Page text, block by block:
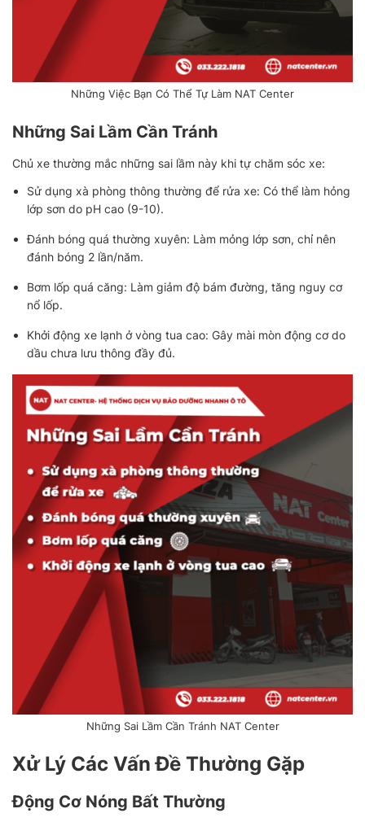
Những Việc Bạn Có Thể Tự Làm NAT Center
Những Sai Lầm Cần Tránh
Chủ xe thường mắc những sai lầm này khi tự chăm sóc xe:
Sử dụng xà phòng thông thường để rửa xe: Có thể làm hỏng
lớp sơn do pH cao (9-10).
Đánh bóng quá thường xuyên: Làm mỏng lớp sơn, chỉ nên
đánh bóng 2 lần/năm.
Bơm lốp quá căng: Làm giảm độ bám đường, tăng nguy cơ
nổ lốp.
Khởi động xe lạnh ở vòng tua cao: Gây mài mòn động cơ do
dầu chưa lưu thông đầy đủ.
Những Sai Lầm Cần Tránh NAT Center
Xử Lý Các Vấn Đề Thường Gặp
Động Cơ Nóng Bất Thường